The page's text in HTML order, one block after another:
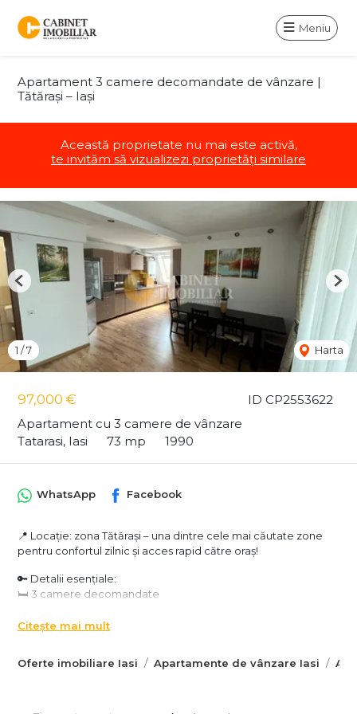
Meniu
Apartament 3 camere decomandate de vânzare |
Tătărași – Iași
Această proprietate nu mai este activă,
te invităm să vizualizezi proprietăți similare
ID CP2553622
97,000 €
Apartament cu 3 camere de vânzare
Tatarasi, Iasi
73 mp 1990
1 /7 Harta
Previous
Oferte imobiliare Iasi Apartamente de vânzare Iasi
WhatsApp Facebook
📍 Locație: zona Tătărași – una dintre cele mai căutate zone
pentru confortul zilnic și acces rapid către oraș!
🔑 Detalii esențiale:
🛏️ 3 camere decomandate
🍳 Bucătărie deschisă
🏢 Etaj mansardă
Citește mai mult